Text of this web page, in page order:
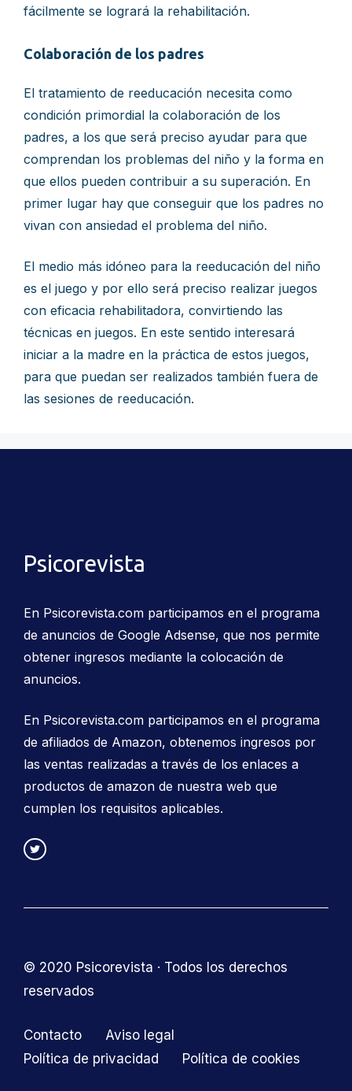
fácilmente se logrará la rehabilitación.
Colaboración de los padres
El tratamiento de reeducación necesita como
condición primordial la colaboración de los
padres, a los que será preciso ayudar para que
comprendan los problemas del niño y la forma en
que ellos pueden contribuir a su superación. En
primer lugar hay que conseguir que los padres no
vivan con ansiedad el problema del niño.
El medio más idóneo para la reeducación del niño
es el juego y por ello será preciso realizar juegos
con eficacia rehabilitadora, convirtiendo las
técnicas en juegos. En este sentido interesará
iniciar a la madre en la práctica de estos juegos,
para que puedan ser realizados también fuera de
las sesiones de reeducación.
Psicorevista
En Psicorevista.com participamos en el programa
de anuncios de Google Adsense, que nos permite
obtener ingresos mediante la colocación de
anuncios.
En Psicorevista.com participamos en el programa
de afiliados de Amazon, obtenemos ingresos por
las ventas realizadas a través de los enlaces a
productos de amazon de nuestra web que
cumplen los requisitos aplicables.
© 2020 Psicorevista · Todos los derechos
reservados
Contacto
Aviso legal
Política de privacidad
Política de cookies